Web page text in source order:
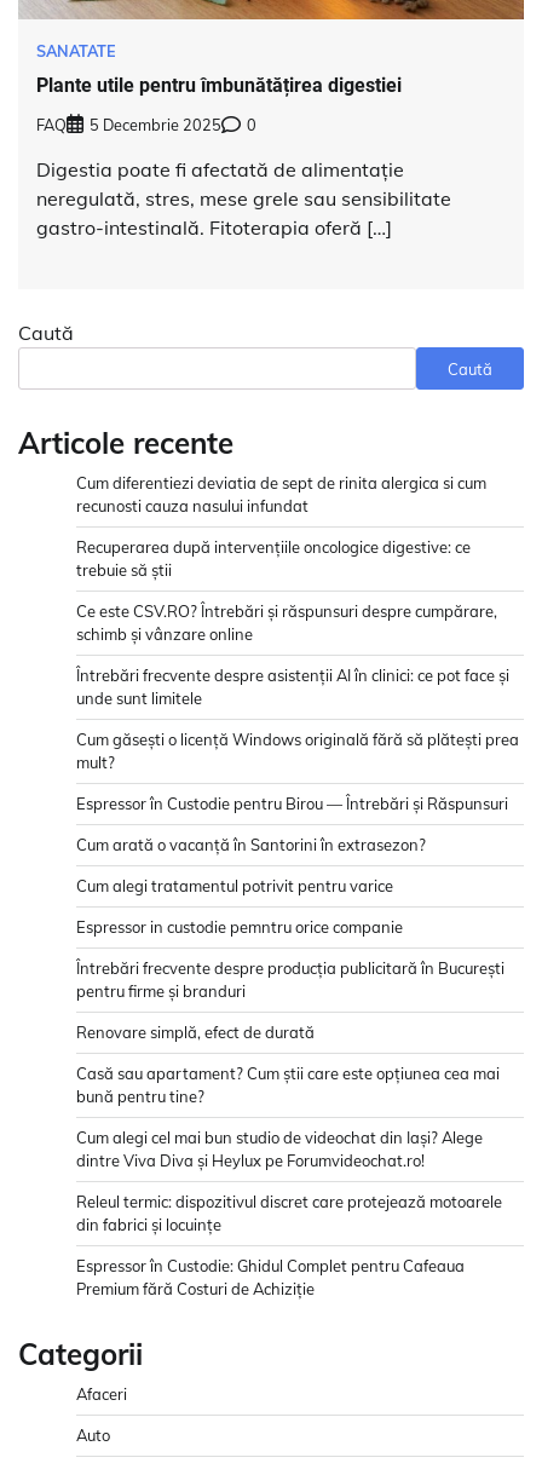
SANATATE
Plante utile pentru îmbunătățirea digestiei
FAQ 5 Decembrie 2025 0
Digestia poate fi afectată de alimentație
neregulată, stres, mese grele sau sensibilitate
gastro-intestinală. Fitoterapia oferă […]
Caută
Caută
Articole recente
Cum diferentiezi deviatia de sept de rinita alergica si cum
recunosti cauza nasului infundat
Recuperarea după intervențiile oncologice digestive: ce
trebuie să știi
Ce este CSV.RO? Întrebări și răspunsuri despre cumpărare,
schimb și vânzare online
Întrebări frecvente despre asistenții AI în clinici: ce pot face și
unde sunt limitele
Cum găsești o licență Windows originală fără să plătești prea
mult?
Espressor în Custodie pentru Birou — Întrebări și Răspunsuri
Cum arată o vacanță în Santorini în extrasezon?
Cum alegi tratamentul potrivit pentru varice
Espressor in custodie pemntru orice companie
Întrebări frecvente despre producția publicitară în București
pentru firme și branduri
Renovare simplă, efect de durată
Casă sau apartament? Cum știi care este opțiunea cea mai
bună pentru tine?
Cum alegi cel mai bun studio de videochat din Iași? Alege
dintre Viva Diva și Heylux pe Forumvideochat.ro!
Releul termic: dispozitivul discret care protejează motoarele
din fabrici și locuințe
Espressor în Custodie: Ghidul Complet pentru Cafeaua
Premium fără Costuri de Achiziție
Categorii
Afaceri
Auto